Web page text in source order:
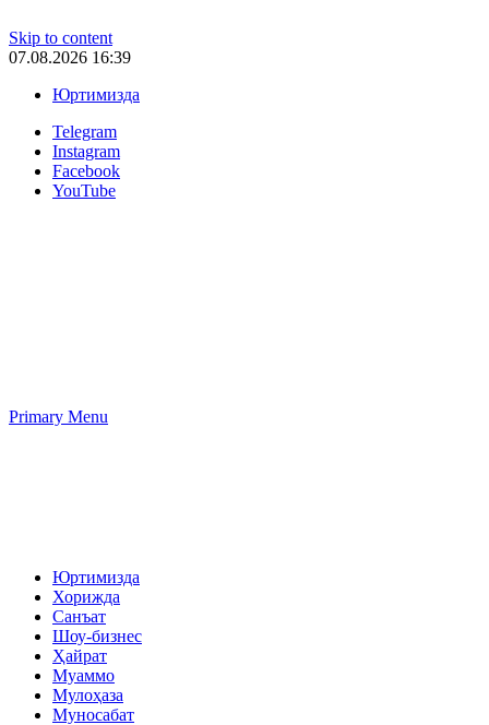
Skip to content
07.08.2026 16:39
Юртимизда
Telegram
Instagram
Facebook
YouTube
Primary Menu
Юртимизда
Хорижда
Санъат
Шоу-бизнес
Ҳайрат
Муаммо
Мулоҳаза
Муносабат